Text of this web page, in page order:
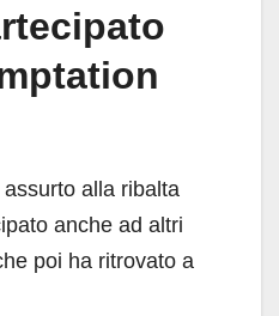
alla ribalta
anche ad altri
poi ha ritrovato a